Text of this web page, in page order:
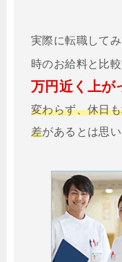
実際に転職して
時のお給料と比
万円近く上が
変わらず、休日
差があるとは思